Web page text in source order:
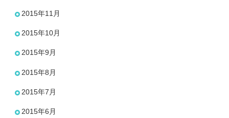
2015年11月
2015年10月
2015年9月
2015年8月
2015年7月
2015年6月